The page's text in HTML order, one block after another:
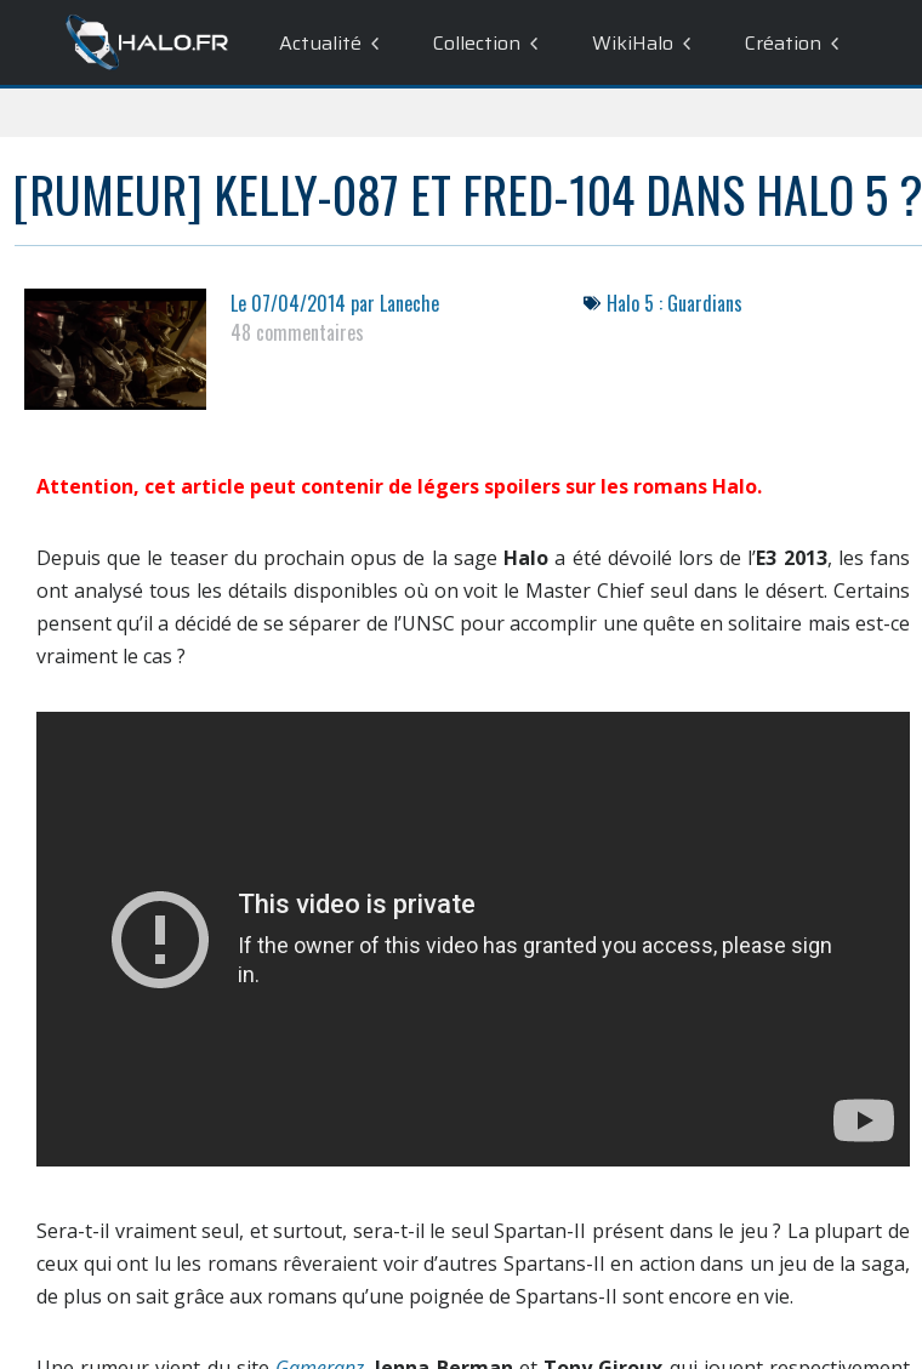
Actualité Collection WikiHalo Création
[RUMEUR] KELLY-087 ET FRED-104 DANS HALO 5 ?
Le 07/04/2014 par Laneche
48 commentaires
Halo 5 : Guardians
Attention, cet article peut contenir de légers spoilers sur les romans Halo.
Depuis que le teaser du prochain opus de la sage Halo a été dévoilé lors de l’E3 2013, les fans
ont analysé tous les détails disponibles où on voit le Master Chief seul dans le désert. Certains
pensent qu’il a décidé de se séparer de l’UNSC pour accomplir une quête en solitaire mais est-ce
vraiment le cas ?
Sera-t-il vraiment seul, et surtout, sera-t-il le seul Spartan-II présent dans le jeu ? La plupart de
ceux qui ont lu les romans rêveraient voir d’autres Spartans-II en action dans un jeu de la saga,
de plus on sait grâce aux romans qu’une poignée de Spartans-II sont encore en vie.